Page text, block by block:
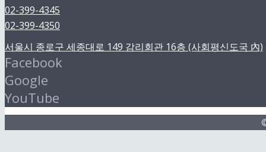
02-399-4345
02-399-4350
서울시 종로구 세종대로 149 감리회관 16층 (사회평신도국 內)
Facebook
Google
YouTube